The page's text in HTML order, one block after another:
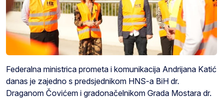
Federalna ministrica prometa i komunikacija Andrijana Katić
danas je zajedno s predsjednikom HNS-a BiH dr.
Draganom Čovićem i gradonačelnikom Grada Mostara dr.